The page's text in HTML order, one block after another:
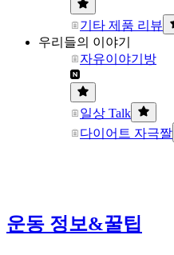
기타 제품 리뷰
우리들의 이야기
자유이야기방
일상 Talk
다이어트 자극짤
운동 정보&꿀팁